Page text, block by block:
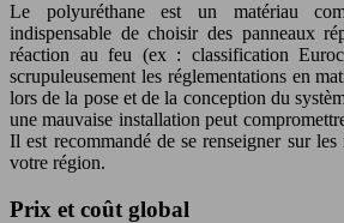
Le polyuréthane est un matériau
indispensable de choisir des panneaux
réaction au feu (ex : classification
scrupuleusement les réglementations en
lors de la pose et de la conception du
une mauvaise installation peut
Il est recommandé de se renseigner sur
votre région.
Prix et coût global